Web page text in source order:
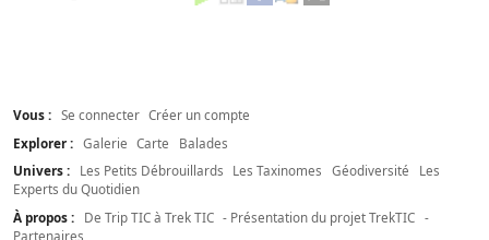
Vous : Se connecter Créer un compte
Explorer : Galerie Carte
Balades
Univers :
Les Petits Débrouillards Les Taxinomes Géodiversité
Les
Experts du Quotidien
À propos :
De Trip TIC à Trek TIC - Présentation du projet TrekTIC -
Partenaires